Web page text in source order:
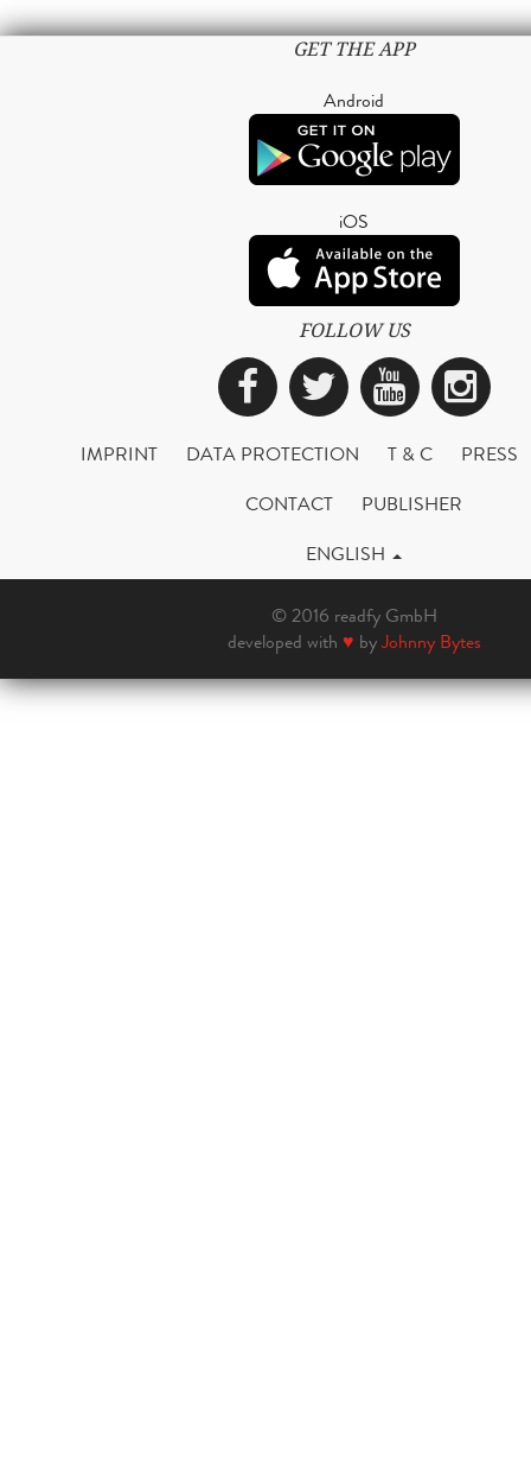
GET THE APP
Android
iOS
FOLLOW US
Facebook
Twitter
IMPRINT DATA PROTECTION T & C
PRESS
CONTACT
PUBLISHER
ENGLISH
© 2016 readfy GmbH
developed with ♥ byJohnny Bytes